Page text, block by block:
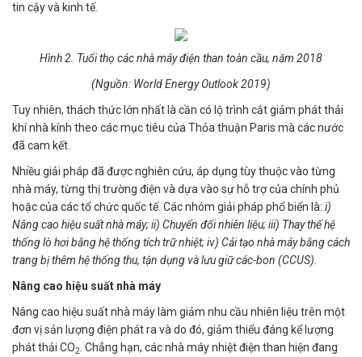
tin cậy và kinh tế.
Hình 2. Tuổi thọ các nhà máy điện than toàn cầu, năm 2018
(Nguồn: World Energy Outlook 2019)
Tuy nhiên, thách thức lớn nhất là cần có lộ trình cắt giảm phát thải
khí nhà kính theo các mục tiêu của Thỏa thuận Paris mà các nước
đã cam kết.
Nhiều giải pháp đã được nghiên cứu, áp dụng tùy thuộc vào từng
nhà máy, từng thị trường điện và dựa vào sự hỗ trợ của chính phủ
hoặc của các tổ chức quốc tế. Các nhóm giải pháp phổ biến là: i)
Nâng cao hiệu suất nhà máy; ii) Chuyển đổi nhiên liệu; iii) Thay thế hệ
thống lò hơi bằng hệ thống tích trữ nhiệt; iv) Cải tạo nhà máy bằng cách
trang bị thêm hệ thống thu, tận dụng và lưu giữ các-bon (CCUS)
Nâng cao hiệu suất nhà máy
Nâng cao hiệu suất nhà máy làm giảm nhu cầu nhiên liệu trên một
đơn vị sản lượng điện phát ra và do đó, giảm thiểu đáng kể lượng
phát thải CO2 . Chẳng hạn, các nhà máy nhiệt điện than hiện đang